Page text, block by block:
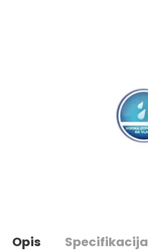
Opis Specifikacija